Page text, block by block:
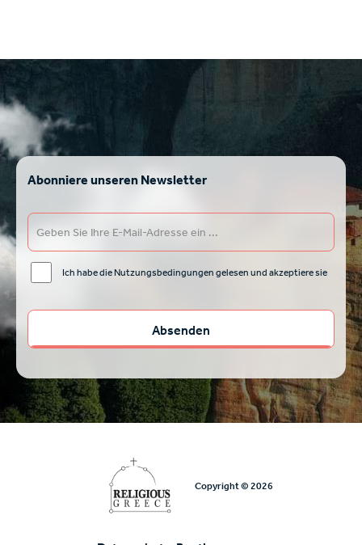
Abonniere unseren Newsletter
Ich habe die Nutzungsbedingungen gelesen und akzeptiere sie
Copyright © 2026